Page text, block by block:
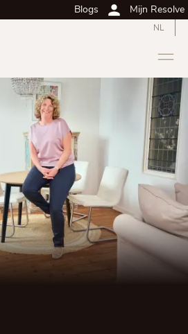
Blogs Mijn Resolve
NL